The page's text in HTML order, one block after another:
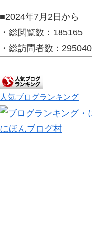
■2024年7月2日から
・総閲覧数：185165
・総訪問者数：295040
人気ブログランキング
にほんブログ村